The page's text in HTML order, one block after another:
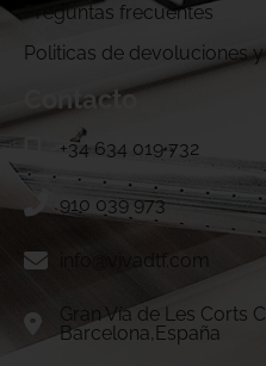
Preguntas frecuentes
Politicas de devoluciones
Contacto
+34 634 019 732
910 039 973
info@vivadtf.com
Gran Vía de Les Corts
Barcelona,España